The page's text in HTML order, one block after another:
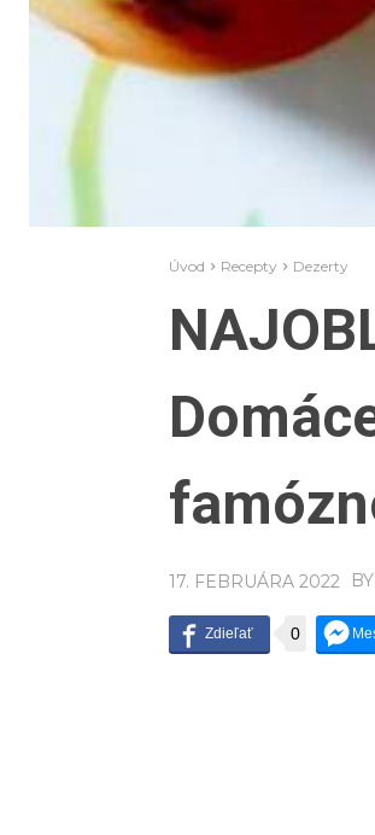
Úvod Recepty Dezerty
17. FEBRUÁRA 2022 BY
0